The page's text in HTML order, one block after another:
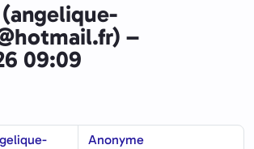
–
09:09
Anonyme